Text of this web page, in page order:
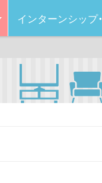
インターンシップ・